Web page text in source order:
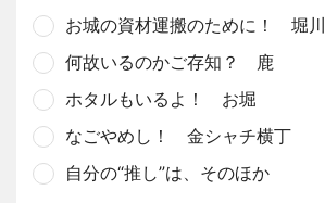
お城の資材運搬のために！ 堀川
何故いるのかご存知？ 鹿
ホタルもいるよ！ お堀
なごやめし！ 金シャチ横丁
自分の“推し”は、そのほか